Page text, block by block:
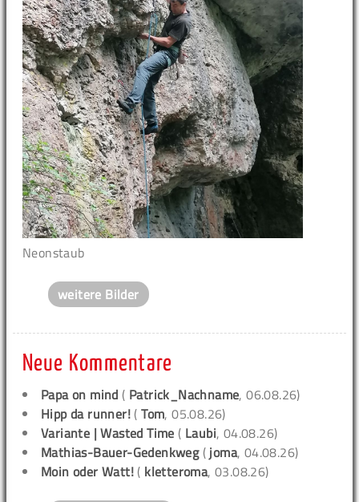
Neonstaub
weitere Bilder
Neue Kommentare
Papa on mind ( Patrick_Nachname, 06.08.26)
Hipp da runner! (Tom, 05.08.26)
Variante | Wasted Time ( Laubi, 04.08.26)
Mathias-Bauer-Gedenkweg( joma, 04.08.26)
Moin oder Watt! ( kletteroma, 03.08.26)